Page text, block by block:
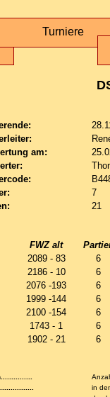
Turniere
am:
7
21
FWZ alt
2089 - 83
6
2186 - 10
6
2076 -193
6
1999 -144
6
2100 -154
6
1743 - 1
6
1902 - 21 6
in